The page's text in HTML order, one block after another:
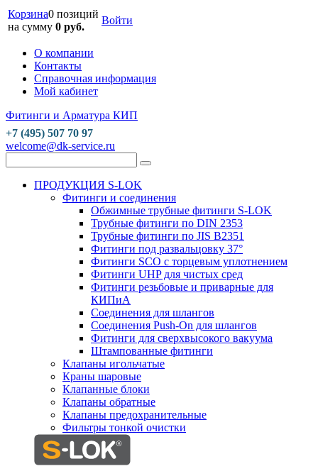
Корзина0 позиций
на сумму 0 руб.
Войти
О компании
Контакты
Справочная информация
Мой кабинет
Фитинги и Арматура КИП
+7 (495) 507 70 97
welcome@dk-service.ru
ПРОДУКЦИЯ S-LOK
Фитинги и соединения
Обжимные трубные фитинги S-LOK
Трубные фитинги по DIN 2353
Трубные фитинги по JIS B2351
Фитинги под развальцовку 37°
Фитинги SCO с торцевым уплотнением
Фитинги UHP для чистых сред
Фитинги резьбовые и приварные для
КИПиА
Соединения для шлангов
Соединения Push-On для шлангов
Фитинги для сверхвысокого вакуума
Штампованные фитинги
Клапаны игольчатые
Краны шаровые
Клапанные блоки
Клапаны обратные
Клапаны предохранительные
Фильтры тонкой очистки